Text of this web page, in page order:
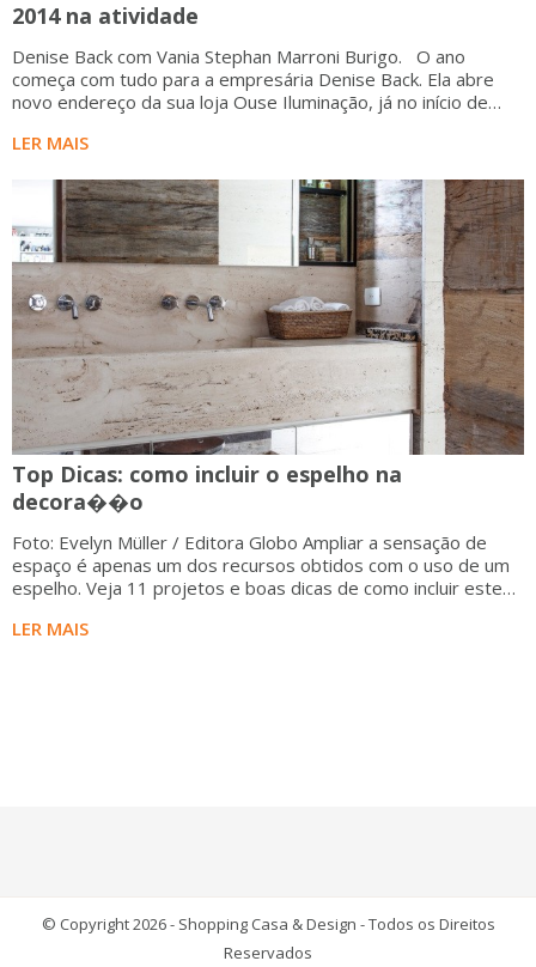
2014 na atividade
Denise Back com Vania Stephan Marroni Burigo. O ano
começa com tudo para a empresária Denise Back. Ela abre
novo endereço da sua loja Ouse Iluminação, já no início de
LER MAIS
Top Dicas: como incluir o espelho na
decora��o
Foto: Evelyn Müller / Editora Globo Ampliar a sensação de
espaço é apenas um dos recursos obtidos com o uso de um
espelho. Veja 11 projetos e boas dicas de como incluir este
LER MAIS
© Copyright 2026 - Shopping Casa & Design - Todos os Direitos
Reservados